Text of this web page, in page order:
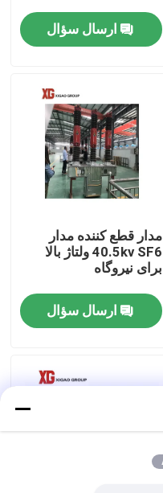
ارسال سؤال
مدار قطع کننده مدار
40.5kv SF6 ولتاژ بالا
برای نیروگاه
ارسال سؤال